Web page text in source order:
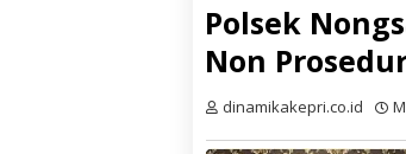
Polsek
Non
dinamikakepri.co.id